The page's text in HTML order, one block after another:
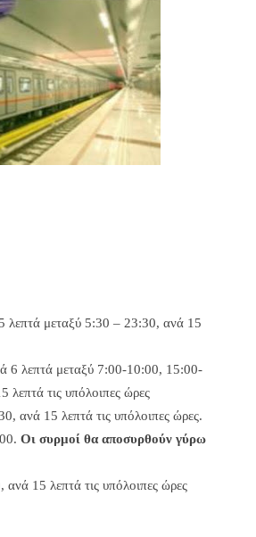
λεπτά μεταξύ 5:30 – 23:30, ανά 15
6 λεπτά μεταξύ 7:00-10:00, 15:00-
τις υπόλοιπες ώρες
ανά 15 λεπτά τις υπόλοιπες ώρες.
Οι συρμοί θα αποσυρθούν γύρω
15 λεπτά τις υπόλοιπες ώρες